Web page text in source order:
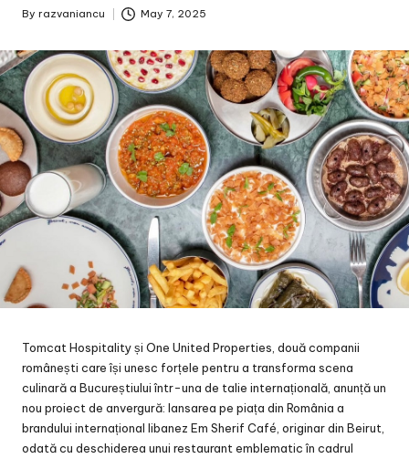
Posted
By razvaniancu May 7, 2025
Tomcat Hospitality și One United Properties, două companii
românești care își unesc forțele pentru a transforma scena
culinară a Bucureștiului într-una de talie internațională, anunță un
nou proiect de anvergură: lansarea pe piața din România a
brandului internațional libanez Em Sherif Café, originar din Beirut,
odată cu deschiderea unui restaurant emblematic în cadrul